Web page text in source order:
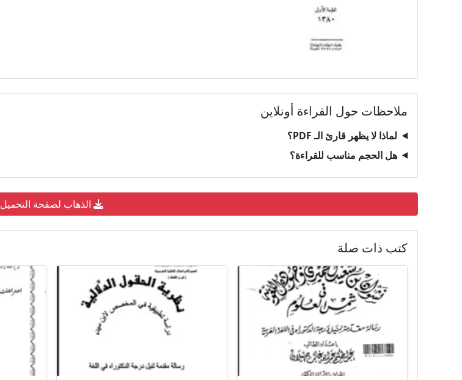
ملاحظات حول القراءة أونلاين
لماذا لا يظهر قارئ الـ PDF؟
هل الحجم مناسب للقراءة؟
الذهاب لصفحة التحميل
كتب ذات صلة